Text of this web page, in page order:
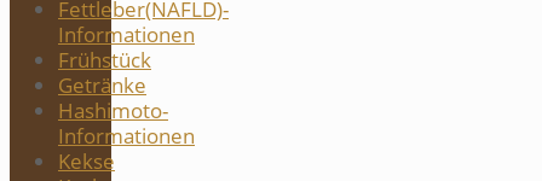
Fettleber(NAFLD)-
Informationen
Frühstück
Getränke
Hashimoto-
Informationen
Kekse